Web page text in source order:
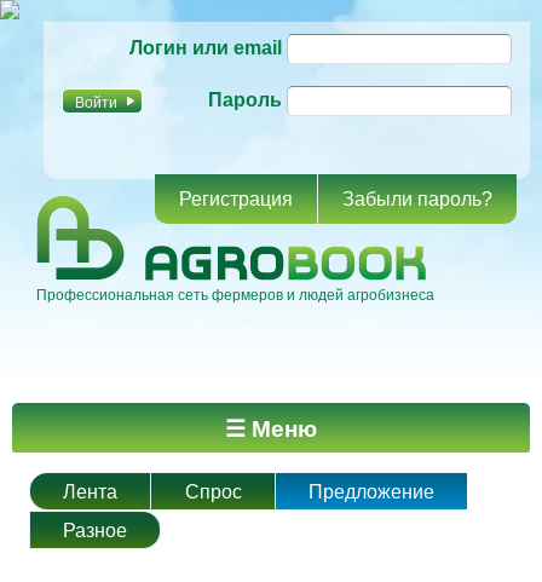
основному
Логин или email
Пароль
Регистрация Забыли пароль?
Профессиональная сеть фермеров и людей агробизнеса
Главное меню ☰ Меню
Лента Спрос
Предложение
Разное